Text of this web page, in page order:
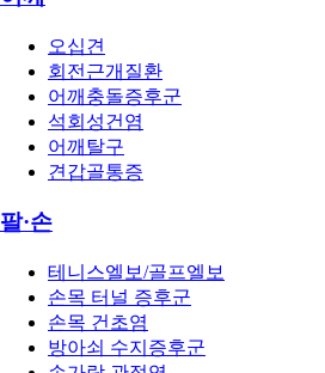
오십견
회전근개질환
어깨충돌증후군
석회성건염
어깨탈구
견갑골통증
팔·손
테니스엘보/골프엘보
손목 터널 증후군
손목 건초염
방아쇠 수지증후군